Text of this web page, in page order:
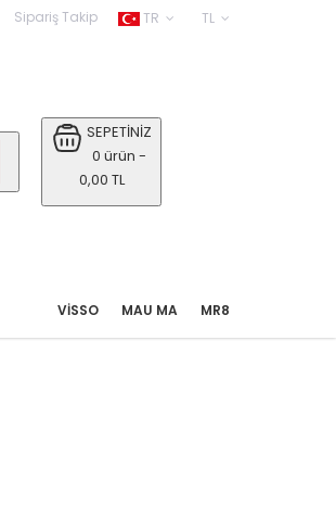
Sipariş Takip TR TL
SEPETİNİZ
0 ürün -
0,00 TL
MR8
MAU MA
VISSO